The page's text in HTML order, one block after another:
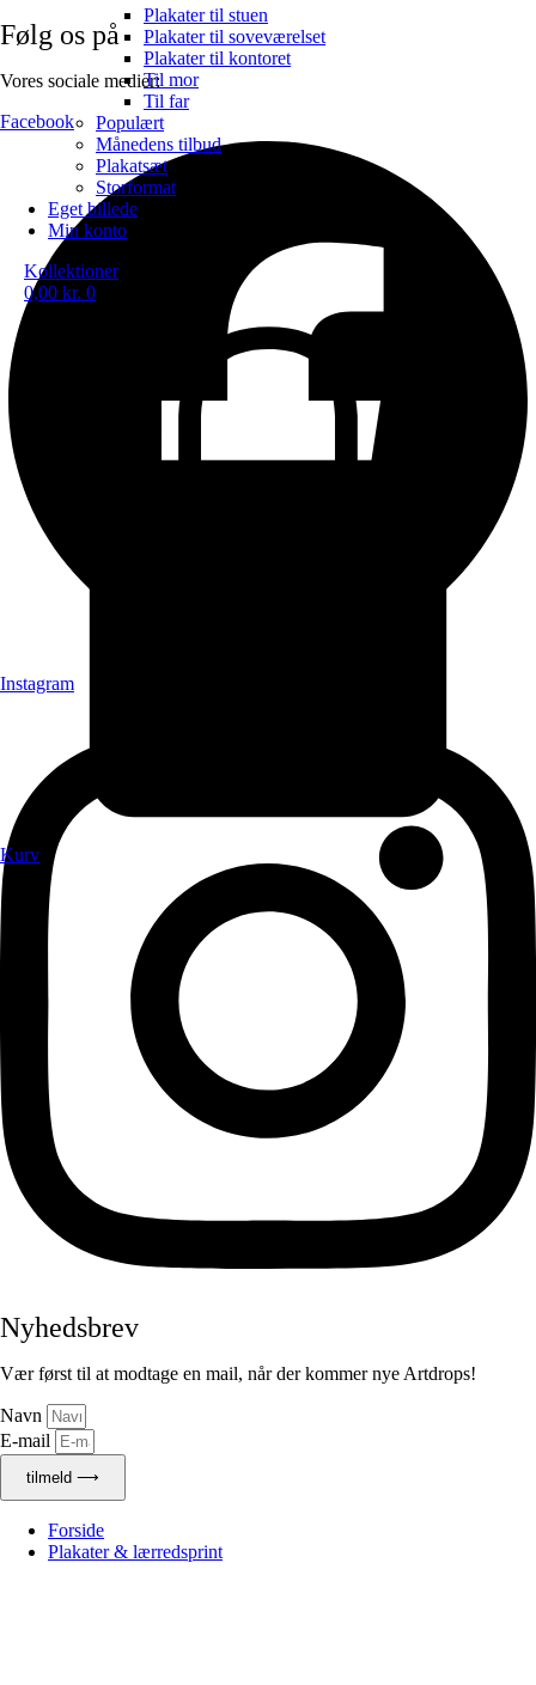
Plakater til stuen
Plakater til soveværelset
Plakater til kontoret
Til mor
Til far
Populært
Månedens tilbud
Plakatsæt
Storformat
Eget billede
Min konto
Kollektioner
0,00 kr. 0
Kurv
Følg os på
Vores sociale medier:
Facebook
Instagram
Nyhedsbrev
Vær først til at modtage en mail, når der kommer nye Artdrops!
Navn
E-mail
tilmeld ⟶
Forside
Plakater & lærredsprint